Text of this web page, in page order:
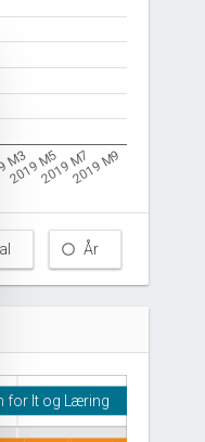
M3
2019 M52019 M72019 M9
År
for It og Læring